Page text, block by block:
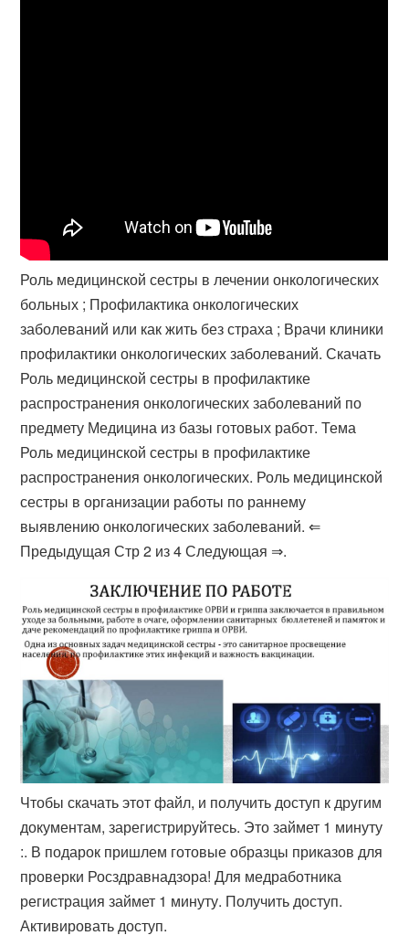
Роль медицинской сестры в лечении онкологических
больных ; Профилактика онкологических
заболеваний или как жить без страха ; Врачи клиники
профилактики онкологических заболеваний. Скачать
Роль медицинской сестры в профилактике
распространения онкологических заболеваний по
предмету Медицина из базы готовых работ. Тема
Роль медицинской сестры в профилактике
распространения онкологических. Роль медицинской
сестры в организации работы по раннему
выявлению онкологических заболеваний. ⇐
Предыдущая Стр 2 из 4 Следующая ⇒.
Чтобы скачать этот файл, и получить доступ к другим
документам, зарегистрируйтесь. Это займет 1 минуту
:. В подарок пришлем готовые образцы приказов для
проверки Росздравнадзора! Для медработника
регистрация займет 1 минуту. Получить доступ.
Активировать доступ.